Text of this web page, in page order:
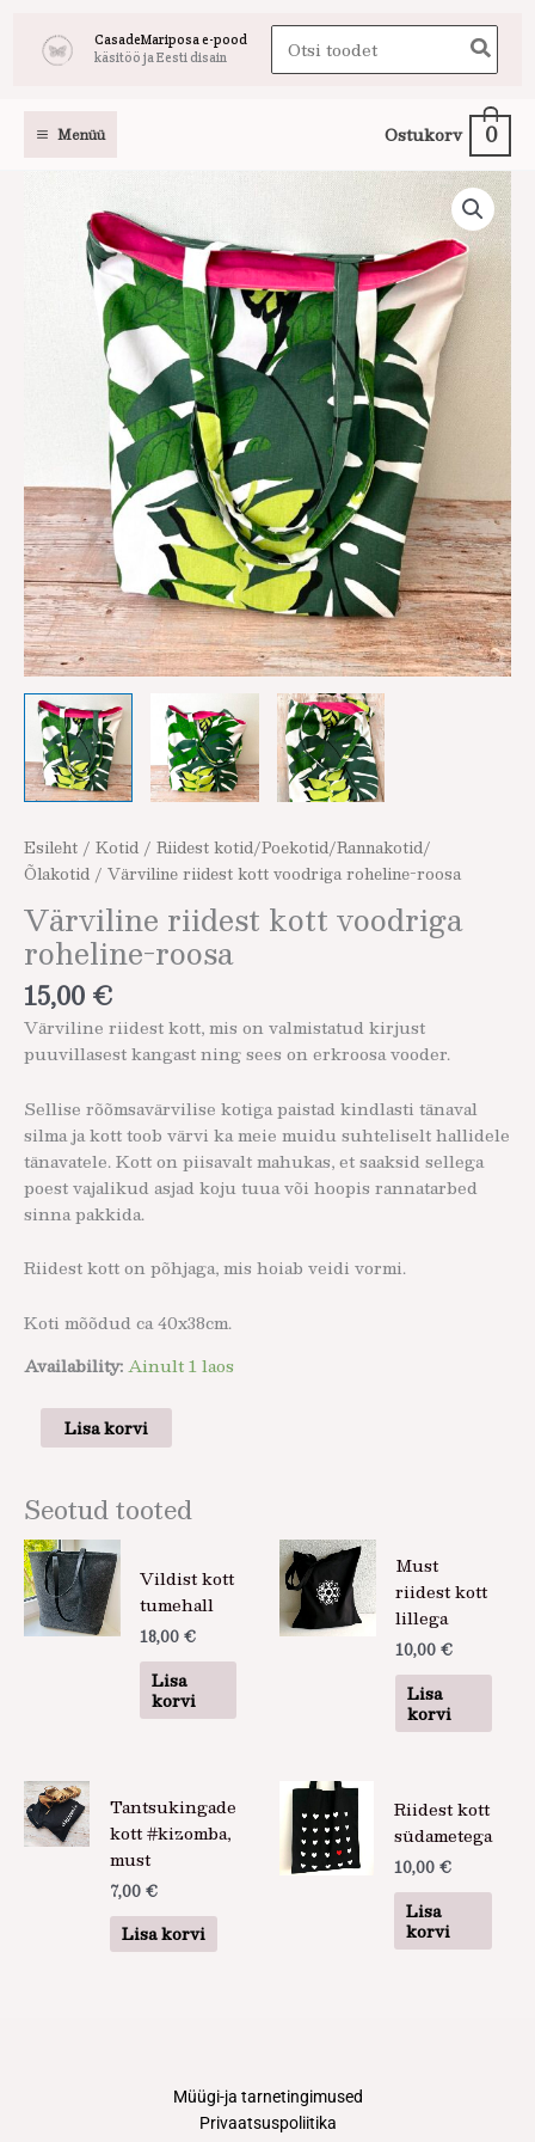
CasadeMariposa e-pood
käsitöö ja Eesti disain
Search
for:
Menüü Ostukorv 0
Esileht / Kotid / Riidest kotid/Poekotid/Rannakotid/
Õlakotid / Värviline riidest kott voodriga roheline-roosa
Värviline riidest kott voodriga
roheline-roosa
15,00 €
Värviline riidest kott, mis on valmistatud kirjust
puuvillasest kangast ning sees on erkroosa vooder.
Sellise rõõmsavärvilise kotiga paistad kindlasti tänaval
silma ja kott toob värvi ka meie muidu suhteliselt hallidele
tänavatele. Kott on piisavalt mahukas, et saaksid sellega
poest vajalikud asjad koju tuua või hoopis rannatarbed
sinna pakkida.
Riidest kott on põhjaga, mis hoiab veidi vormi.
Koti mõõdud ca 40x38cm.
Availability:Ainult 1 laos
voodriga
roheline-
Lisa korvi
Seotud tooted
Vildist kott
tumehall
18,00 €
Lisa
korvi
Must
riidest kott
lillega
10,00 €
Lisa
korvi
Tantsukingade
kott #kizomba,
must
7,00 €
Lisa korvi
Riidest kott
südametega
10,00 €
Lisa
korvi
Müügi-ja tarnetingimused
Privaatsuspoliitika